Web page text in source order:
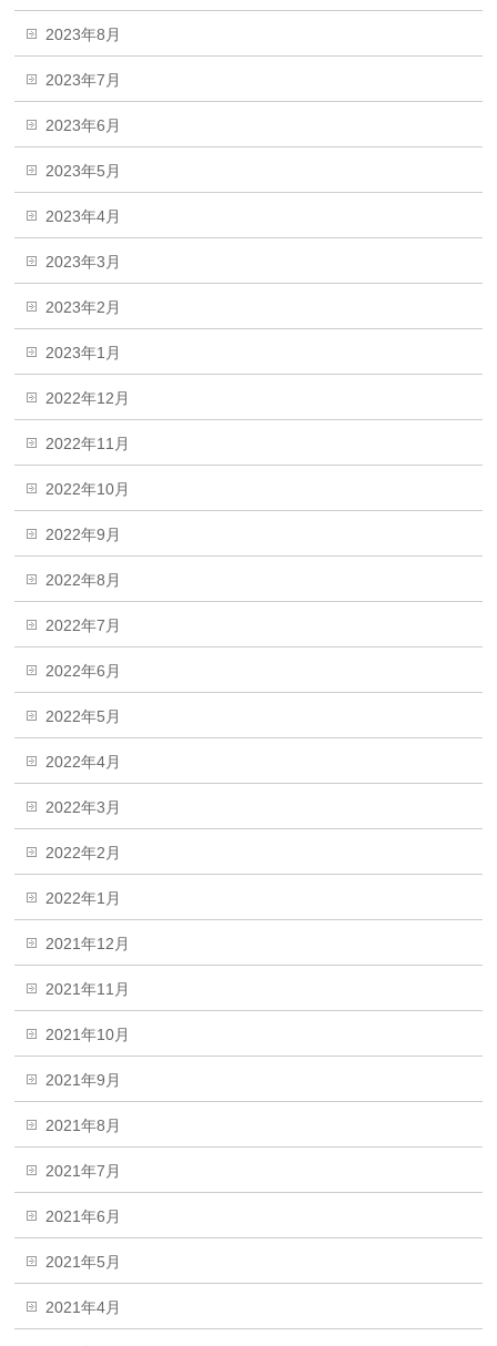
2023年8月
2023年7月
2023年6月
2023年5月
2023年4月
2023年3月
2023年2月
2023年1月
2022年12月
2022年11月
2022年10月
2022年9月
2022年8月
2022年7月
2022年6月
2022年5月
2022年4月
2022年3月
2022年2月
2022年1月
2021年12月
2021年11月
2021年10月
2021年9月
2021年8月
2021年7月
2021年6月
2021年5月
2021年4月